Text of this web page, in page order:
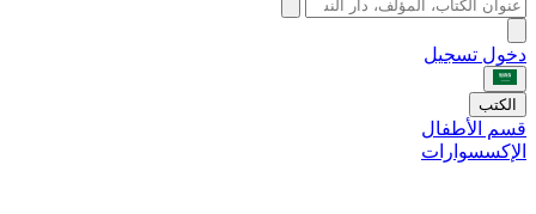
دخول تسجيل
الكتب
قسم الأطفال
الإكسسوارات